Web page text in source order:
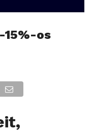
15%-os